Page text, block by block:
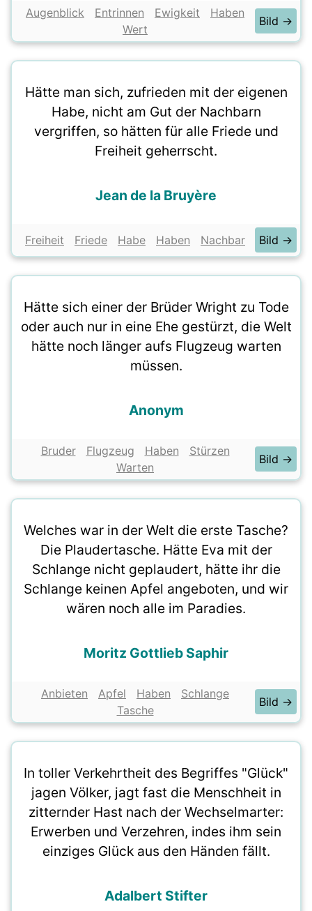
Augenblick Entrinnen Ewigkeit
Haben
Wert
Bild →
Hätte man sich, zufrieden mit der eigenen
Habe, nicht am Gut der Nachbarn
vergriffen, so hätten für alle Friede und
Freiheit geherrscht.
Jean de la Bruyère
Freiheit Friede Habe Haben Nachbar Bild →
Hätte sich einer der Brüder Wright zu Tode
oder auch nur in eine Ehe gestürzt, die Welt
hätte noch länger aufs Flugzeug warten
müssen.
Anonym
Bruder Flugzeug Haben
Stürzen
Warten
Bild →
Welches war in der Welt die erste Tasche?
Die Plaudertasche. Hätte Eva mit der
Schlange nicht geplaudert, hätte ihr die
Schlange keinen Apfel angeboten, und wir
wären noch alle im Paradies.
Moritz Gottlieb Saphir
Anbieten Apfel Haben
Schlange
Tasche
Bild →
In toller Verkehrtheit des Begriffes "Glück"
jagen Völker, jagt fast die Menschheit in
zitternder Hast nach der Wechselmarter:
Erwerben und Verzehren, indes ihm sein
einziges Glück aus den Händen fällt.
Adalbert Stifter